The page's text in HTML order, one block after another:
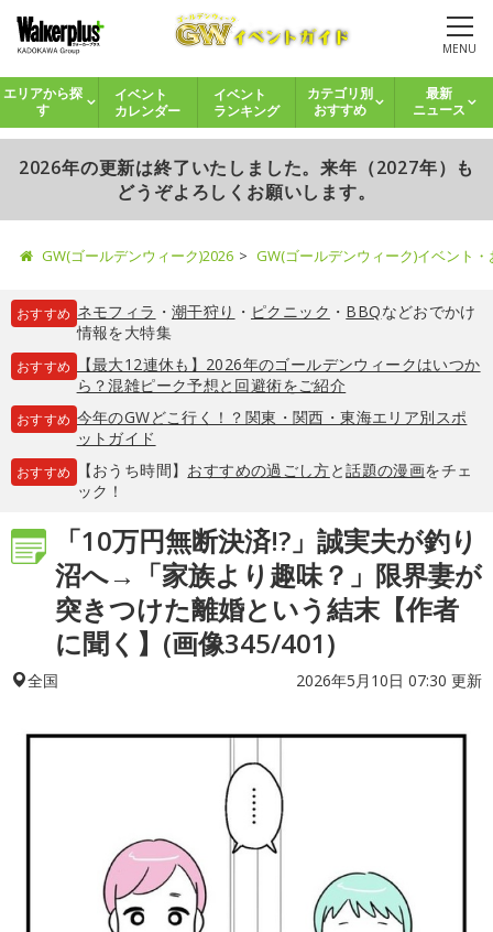
MENU
エリアから探
す
イベント
カレンダー
イベント
ランキング
カテゴリ別
おすすめ
最新
ニュース
2026年の更新は終了いたしました。来年（2027年）も
どうぞよろしくお願いします。
GW(ゴールデンウィーク)2026 GW(ゴールデンウィーク)イベント
おすすめ ネモフィラ ・ 潮干狩り ・ ピクニック ・ BBQなどおでかけ
情報を大特集
おすすめ
【最大12連休も】2026年のゴールデンウィークはいつか
ら？混雑ピーク予想と回避術をご紹介
おすすめ 今年のGWどこ行く！？関東・関西・東海エリア別スポ
ットガイド
おすすめ 【おうち時間】 おすすめの過ごし方と話題の漫画をチェ
ック！
「10万円無断決済!?」誠実夫が釣り
沼へ→「家族より趣味？」限界妻が
突きつけた離婚という結末【作者
に聞く】(画像345/401)
全国 2026年5月10日 07:30 更新